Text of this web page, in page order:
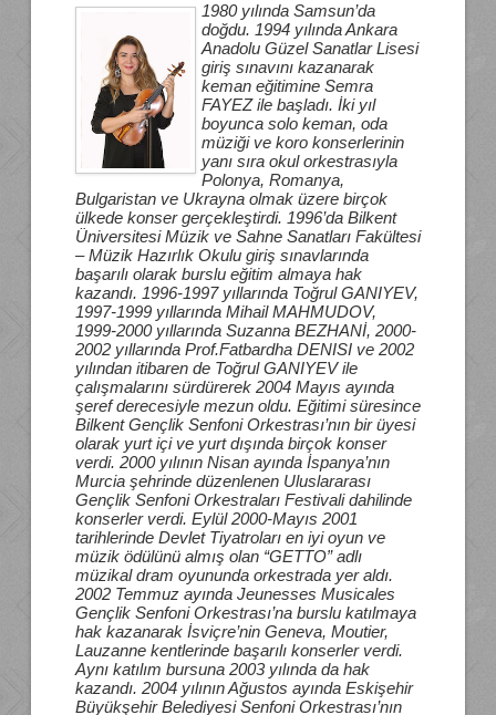
Vurmalı Çalgılar
Tuba
1980 yılında Samsun’da
doğdu. 1994 yılında Ankara
Anadolu Güzel Sanatlar Lisesi
giriş sınavını kazanarak
keman eğitimine Semra
FAYEZ ile başladı. İki yıl
boyunca solo keman, oda
müziği ve koro konserlerinin
yanı sıra okul orkestrasıyla
Polonya, Romanya,
Bulgaristan ve Ukrayna olmak üzere birçok
ülkede konser gerçekleştirdi. 1996’da Bilkent
Üniversitesi Müzik ve Sahne Sanatları Fakültesi
– Müzik Hazırlık Okulu giriş sınavlarında
başarılı olarak burslu eğitim almaya hak
kazandı. 1996-1997 yıllarında Toğrul GANIYEV,
1997-1999 yıllarında Mihail MAHMUDOV,
1999-2000 yıllarında Suzanna BEZHANİ, 2000-
2002 yıllarında Prof.Fatbardha DENISI ve 2002
yılından itibaren de Toğrul GANIYEV ile
çalışmalarını sürdürerek 2004 Mayıs ayında
şeref derecesiyle mezun oldu. Eğitimi süresince
Bilkent Gençlik Senfoni Orkestrası’nın bir üyesi
olarak yurt içi ve yurt dışında birçok konser
verdi. 2000 yılının Nisan ayında İspanya’nın
Murcia şehrinde düzenlenen Uluslararası
Gençlik Senfoni Orkestraları Festivali dahilinde
konserler verdi. Eylül 2000-Mayıs 2001
tarihlerinde Devlet Tiyatroları en iyi oyun ve
müzik ödülünü almış olan “GETTO” adlı
müzikal dram oyununda orkestrada yer aldı.
2002 Temmuz ayında Jeunesses Musicales
Gençlik Senfoni Orkestrası’na burslu katılmaya
hak kazanarak İsviçre’nin Geneva, Moutier,
Lauzanne kentlerinde başarılı konserler verdi.
Aynı katılım bursuna 2003 yılında da hak
kazandı. 2004 yılının Ağustos ayında Eskişehir
Büyükşehir Belediyesi Senfoni Orkestrası’nın